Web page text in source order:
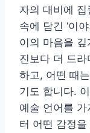
자의 대비에
속에 담긴 ‘이
이의 마음을
진보다 더 드
하고, 어떤 때
기도 합니다.
예술 언어를
터 어떤 감정